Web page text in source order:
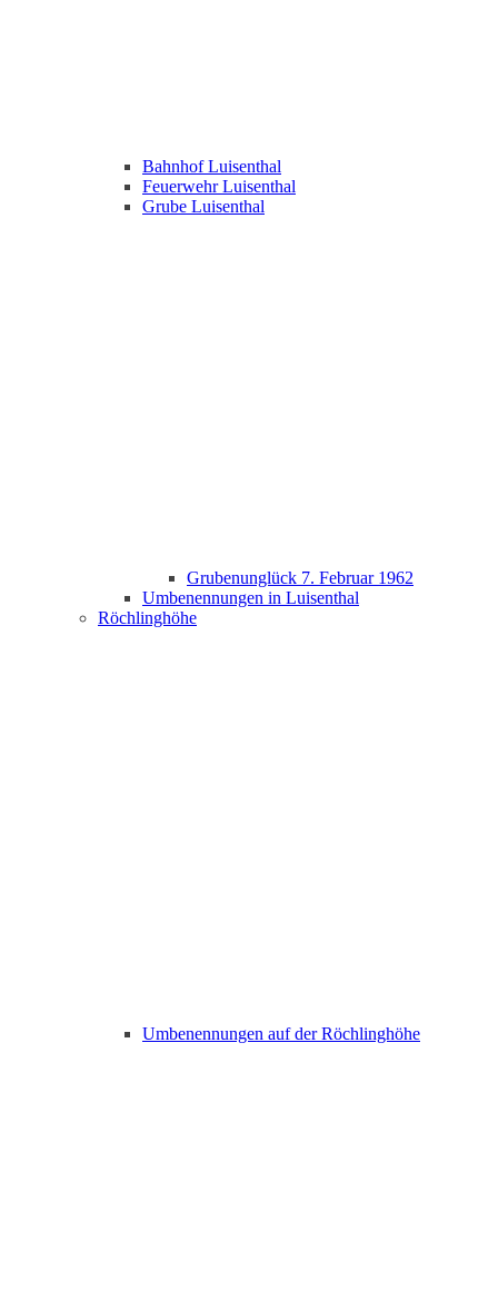
Bahnhof Luisenthal
Feuerwehr Luisenthal
Grube Luisenthal
Grubenunglück 7. Februar 1962
Umbenennungen in Luisenthal
Röchlinghöhe
Umbenennungen auf der Röchlinghöhe